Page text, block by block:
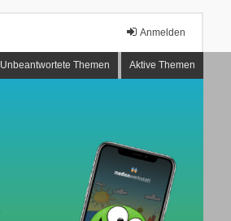
Anmelden
Unbeantwortete Themen Aktive Themen